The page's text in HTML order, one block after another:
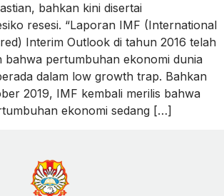
bahkan kini disertai
resesi. “Laporan IMF (International
Interim Outlook di tahun 2016 telah
bahwa pertumbuhan ekonomi dunia
dalam low growth trap. Bahkan
2019, IMF kembali merilis bahwa
ekonomi sedang […]